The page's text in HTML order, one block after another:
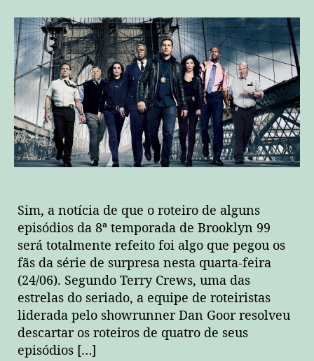
Sim, a notícia de que o roteiro de alguns
episódios da 8ª temporada de Brooklyn 99
será totalmente refeito foi algo que pegou os
fãs da série de surpresa nesta quarta-feira
(24/06). Segundo Terry Crews, uma das
estrelas do seriado, a equipe de roteiristas
liderada pelo showrunner Dan Goor resolveu
descartar os roteiros de quatro de seus
episódios […]